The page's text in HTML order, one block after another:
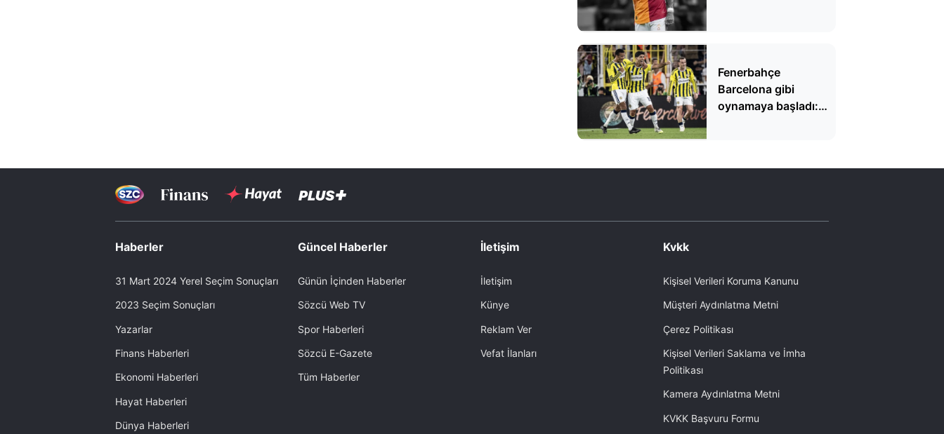
Fenerbahçe
Barcelona gibi
oynamaya başladı:
Haberler
31 Mart 2024 Yerel Seçim Sonuçları
2023 Seçim Sonuçları
Yazarlar
Finans Haberleri
Ekonomi Haberleri
Hayat Haberleri
Dünya Haberleri
Güncel Haberler
Günün İçinden Haberler
Sözcü Web TV
Spor Haberleri
Sözcü E-Gazete
Tüm Haberler
İletişim
İletişim
Künye
Reklam Ver
Vefat İlanları
Kvkk
Kişisel Verileri Koruma Kanunu
Müşteri Aydınlatma Metni
Çerez Politikası
Kişisel Verileri Saklama ve İmha
Politikası
Kamera Aydınlatma Metni
KVKK Başvuru Formu